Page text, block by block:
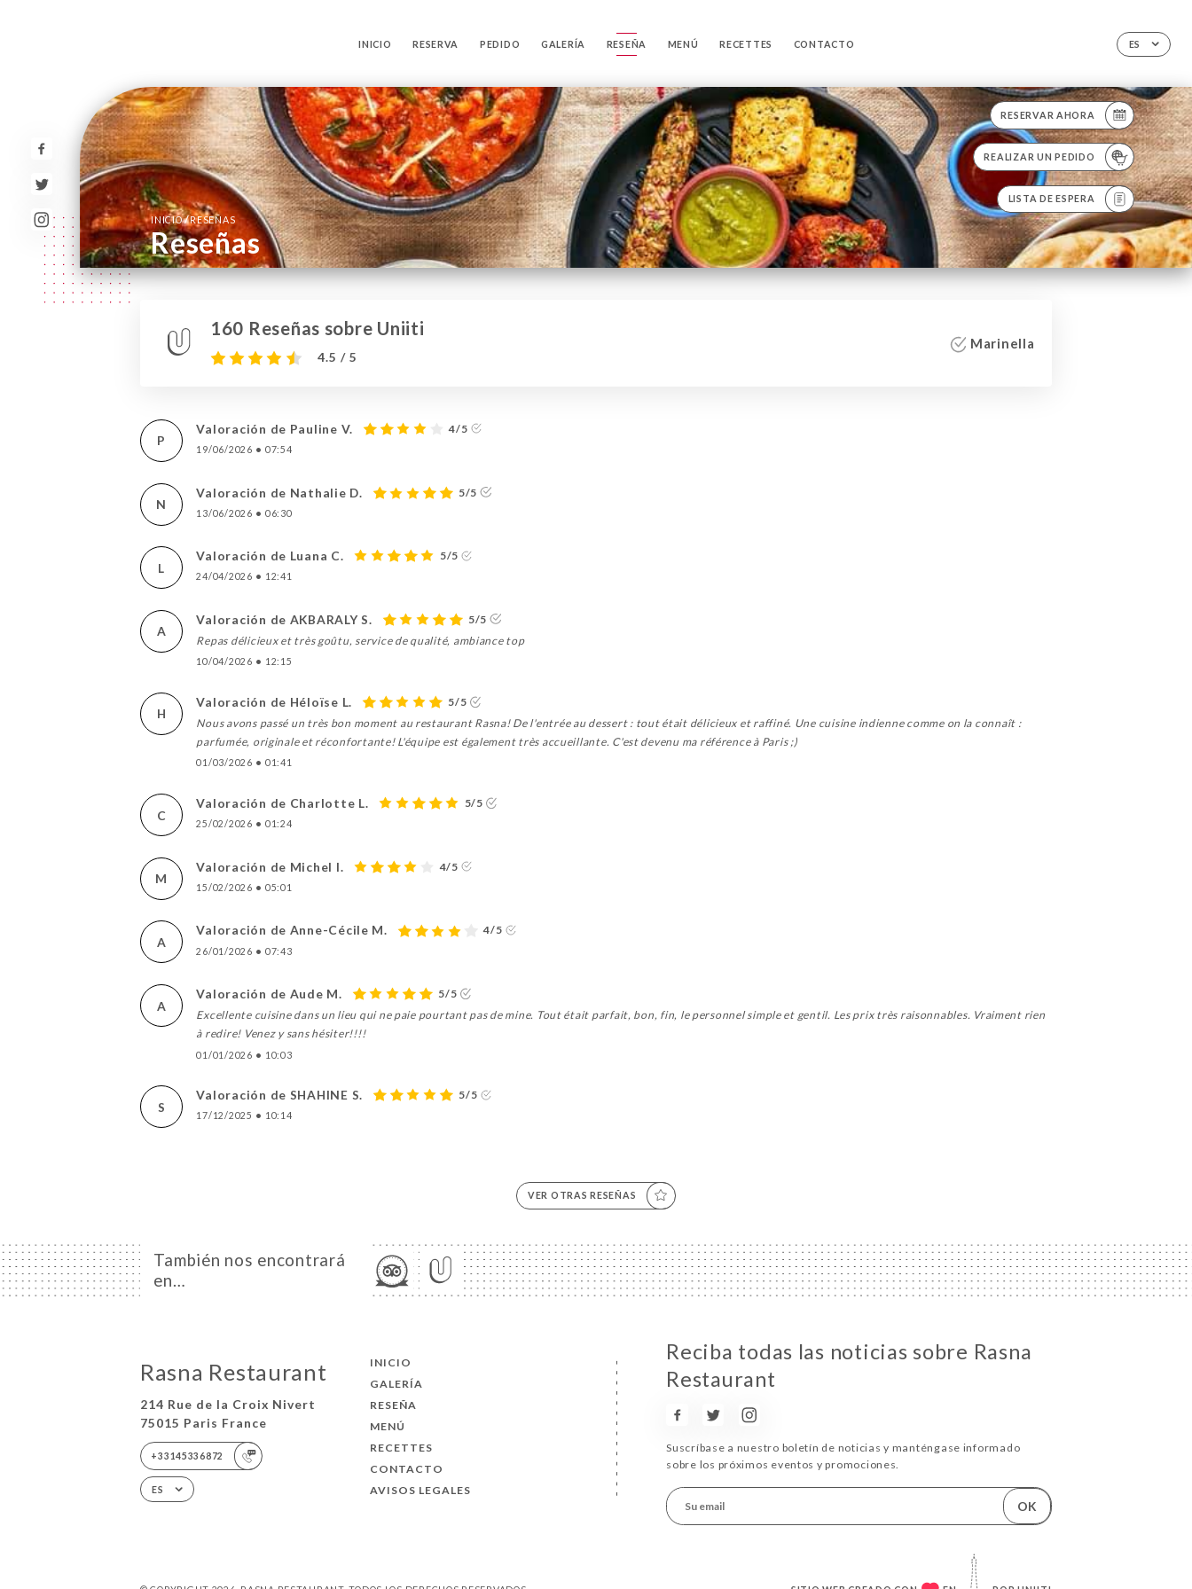
ES
INICIO RESERVA PEDIDO GALERÍA RESEÑA MENÚ RECETTES CONTACTO
RESERVAR AHORA
REALIZAR UN PEDIDO
LISTA DE ESPERA
INICIO/RESEÑAS
Reseñas
160 Reseñas sobre Uniiti
4.5 / 5
Marinella
P
Valoración de Pauline V. 4/5
19/06/2026 • 07:54
N
Valoración de Nathalie D. 5/5
13/06/2026 • 06:30
L
Valoración de Luana C. 5/5
24/04/2026 • 12:41
A
Valoración de AKBARALY S.
5/5
Repas délicieux et très goûtu, service de qualité, ambiance top
10/04/2026 • 12:15
H
Valoración de Héloïse L.
5/5
Nous avons passé un très bon moment au restaurant Rasna! De l'entrée au dessert : tout était délicieux et raffiné. Une cuisine indienne comme on la connaît :
parfumée, originale et réconfortante! L'équipe est également très accueillante. C'est devenu ma référence à Paris ;)
01/03/2026 • 01:41
C
Valoración de Charlotte L. 5/5
25/02/2026 • 01:24
M
Valoración de Michel I. 4/5
15/02/2026 • 05:01
A
Valoración de Anne-Cécile M. 4/5
26/01/2026 • 07:43
A
Valoración de Aude M.
5/5
Excellente cuisine dans un lieu qui ne paie pourtant pas de mine. Tout était parfait, bon, fin, le personnel simple et gentil. Les prix très raisonnables. Vraiment rien
à redire! Venez y sans hésiter!!!!
01/01/2026 • 10:03
S
Valoración de SHAHINE S. 5/5
17/12/2025 • 10:14
VER OTRAS RESEÑAS
También nos encontrará
en…
Rasna Restaurant
214 Rue de la Croix Nivert
75015 Paris France
+33145336872
ES
INICIO
GALERÍA
RESEÑA
MENÚ
RECETTES
CONTACTO
AVISOS LEGALES
Reciba todas las noticias sobre Rasna
Restaurant
Suscríbase a nuestro boletín de noticias y manténgase informado
sobre los próximos eventos y promociones.
OK